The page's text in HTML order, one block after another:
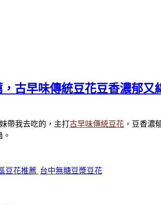
古早味傳統豆花豆香濃郁
帶我去吃的，主打古早味傳統豆花 ，豆香濃
豆花推薦 台中無糖豆漿豆花